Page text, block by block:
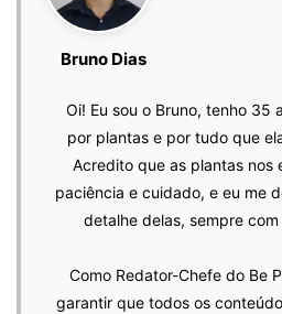
Bruno Dias
Oi! Eu sou o Bruno, tenho 35
por plantas e por tudo que
Acredito que as plantas nos
paciência e cuidado, e eu me
detalhe delas, sempre
Como Redator-Chefe do Be
garantir que todos os